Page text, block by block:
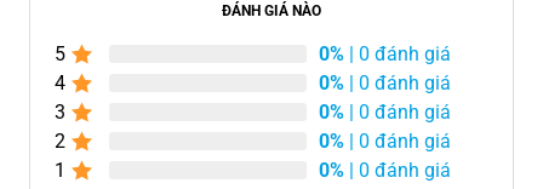
ĐÁNH GIÁ NÀO
5 0% | 0 đánh giá
4
0% | 0 đánh giá
3
0% | 0 đánh giá
2
0% | 0 đánh giá
1
0% | 0 đánh giá